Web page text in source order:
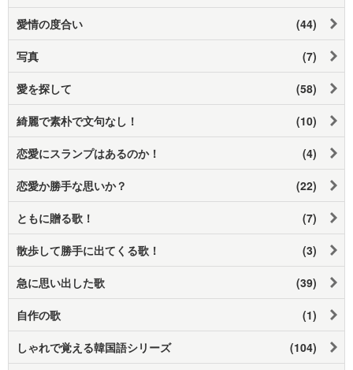
愛情の度合い (44)
写真 (7)
愛を探して (58)
綺麗で素朴で文句なし！ (10)
恋愛にスランプはあるのか！ (4)
恋愛か勝手な思いか？ (22)
ともに贈る歌！ (7)
散歩して勝手に出てくる歌！ (3)
急に思い出した歌 (39)
自作の歌 (1)
しゃれで覚える韓国語シリーズ (104)